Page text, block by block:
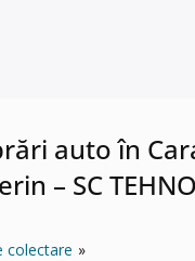
auto în
– SC
colectare